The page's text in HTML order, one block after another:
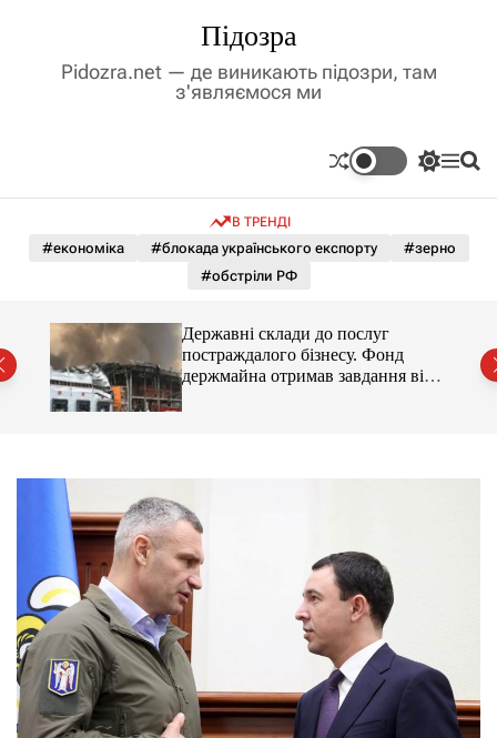
у
Підозра
Pidozra.net — де виникають підозри, там
з'являємося ми
П
м
о
л
и
М П
В ТРЕНДІ
#економіка #блокада українського експорту
#зерно
#обстріли РФ
Державні склади до послуг
постраждалого бізнесу. Фонд
держмайна отримав завдання від